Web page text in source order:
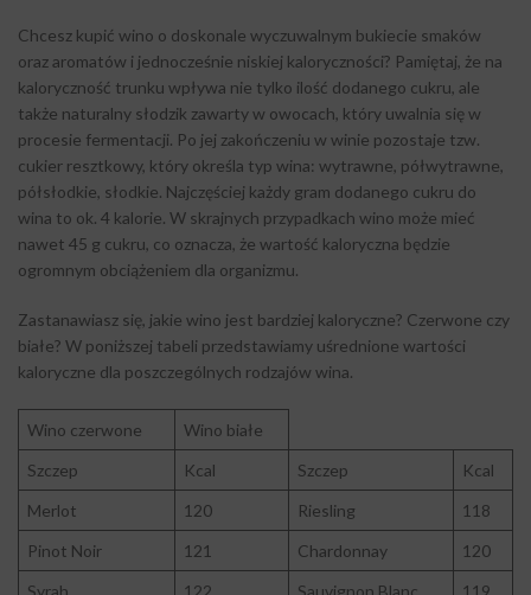
Chcesz kupić wino o doskonale wyczuwalnym bukiecie smaków
oraz aromatów i jednocześnie niskiej kaloryczności? Pamiętaj, że na
kaloryczność trunku wpływa nie tylko ilość dodanego cukru, ale
także naturalny słodzik zawarty w owocach, który uwalnia się w
procesie fermentacji. Po jej zakończeniu w winie pozostaje tzw.
cukier resztkowy, który określa typ wina: wytrawne, półwytrawne,
półsłodkie, słodkie. Najczęściej każdy gram dodanego cukru do
wina to ok. 4 kalorie. W skrajnych przypadkach wino może mieć
nawet 45 g cukru, co oznacza, że wartość kaloryczna będzie
ogromnym obciążeniem dla organizmu.
Zastanawiasz się, jakie wino jest bardziej kaloryczne? Czerwone czy
białe? W poniższej tabeli przedstawiamy uśrednione wartości
kaloryczne dla poszczególnych rodzajów wina.
Wino czerwone
Wino białe
Szczep
Kcal Szczep
Kcal
Merlot
120 Riesling
118
Pinot Noir
121 Chardonnay
120
Syrah
122 Sauvignon Blanc
119